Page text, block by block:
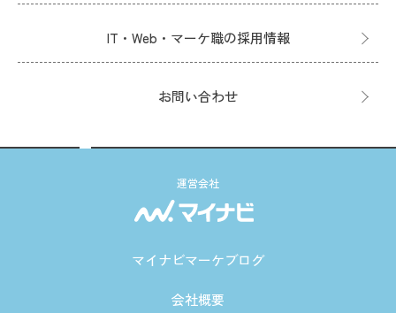
IT・Web・マーケ職の採用情報
お問い合わせ
運営会社
マイナビマーケブログ
会社概要